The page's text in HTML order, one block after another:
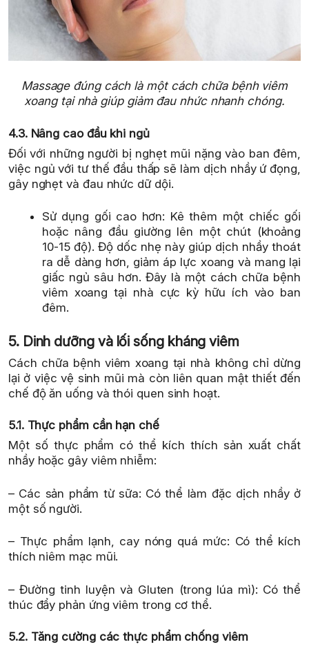
Massage đúng cách là một cách chữa bệnh viêm
xoang tại nhà giúp giảm đau nhức nhanh chóng.
4.3. Nâng cao đầu khi ngủ
Đối với những người bị nghẹt mũi nặng vào ban đêm,
việc ngủ với tư thế đầu thấp sẽ làm dịch nhầy ứ đọng,
gây nghẹt và đau nhức dữ dội.
Sử dụng gối cao hơn: Kê thêm một chiếc gối
hoặc nâng đầu giường lên một chút (khoảng
10-15 độ). Độ dốc nhẹ này giúp dịch nhầy thoát
ra dễ dàng hơn, giảm áp lực xoang và mang lại
giấc ngủ sâu hơn. Đây là một cách chữa bệnh
viêm xoang tại nhà cực kỳ hữu ích vào ban
đêm.
5. Dinh dưỡng và lối sống kháng viêm
Cách chữa bệnh viêm xoang tại nhà không chỉ dừng
lại ở việc vệ sinh mũi mà còn liên quan mật thiết đến
chế độ ăn uống và thói quen sinh hoạt.
5.1. Thực phẩm cần hạn chế
Một số thực phẩm có thể kích thích sản xuất chất
nhầy hoặc gây viêm nhiễm:
– Các sản phẩm từ sữa: Có thể làm đặc dịch nhầy ở
một số người.
– Thực phẩm lạnh, cay nóng quá mức: Có thể kích
thích niêm mạc mũi.
– Đường tinh luyện và Gluten (trong lúa mì): Có thể
thúc đẩy phản ứng viêm trong cơ thể.
5.2. Tăng cường các thực phẩm chống viêm